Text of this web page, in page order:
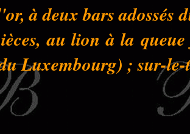
à deux bars adossés
au lion à la
Luxembourg) ; sur-le-